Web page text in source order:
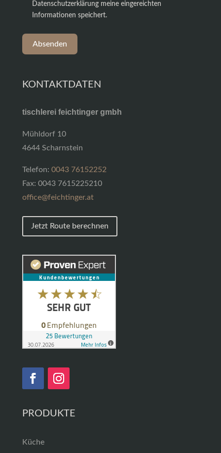
Datenschutzerklärung meine eingereichten
Informationen speichert.
Absenden
KONTAKTDATEN
tischlerei feichtinger gmbh
Mühldorf 10
4644 Scharnstein
Telefon: 0043 76152252
Fax: 0043 7615225210
office@feichtinger.at
Jetzt Route berechnen
PRODUKTE
Küche